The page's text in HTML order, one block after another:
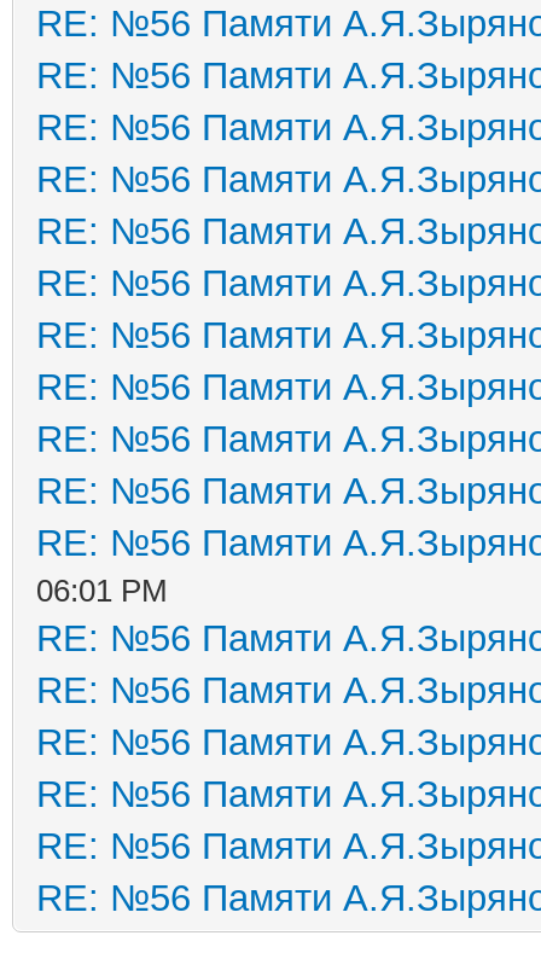
RE: №56 Памяти
RE: №56 Памяти
RE: №56 Памяти
RE: №56 Памяти
RE: №56 Памяти
RE: №56 Памяти
RE: №56 Памяти
RE: №56 Памяти
RE: №56 Памяти
RE: №56 Памяти
RE: №56 Памяти
06:01 PM
RE: №56 Памяти
RE: №56 Памяти
RE: №56 Памяти
RE: №56 Памяти
RE: №56 Памяти
RE: №56 Памяти